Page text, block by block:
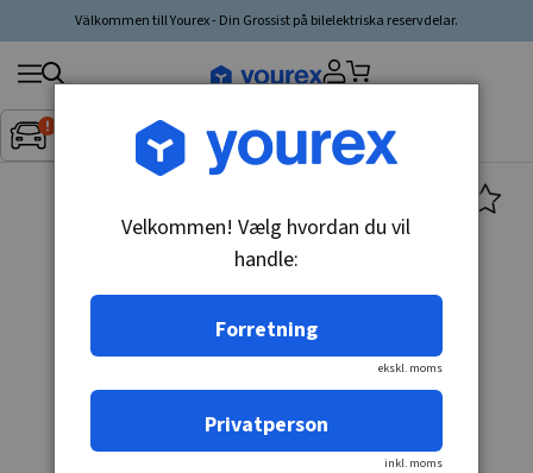
Välkommen till Yourex - Din Grossist på bilelektriska reservdelar.
Inget fordon valt▼
Søg
produkt,
producent,
Velkommen! Vælg hvordan du vil
handle:
Forretning
ekskl. moms
Privatperson
inkl. moms